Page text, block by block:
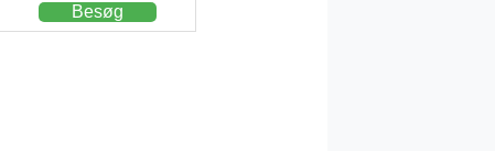
Besøg